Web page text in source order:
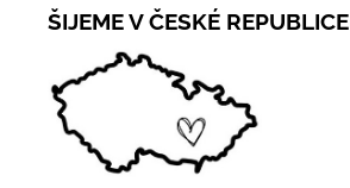
ŠIJEME V ČESKÉ REPUBLICE